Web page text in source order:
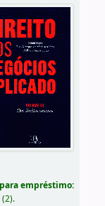
empréstimo:
(2).